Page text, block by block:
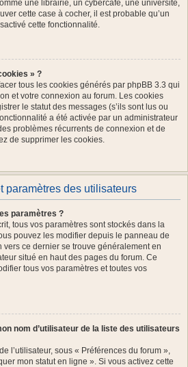
une librairie, un cybercafé, une université,
cette case à cocher, il est probable qu’un
cette fonctionnalité.
» ?
tous les cookies générés par phpBB 3.3 qui
et votre connexion au forum. Les cookies
le statut des messages (s’ils sont lus ou
a été activée par un administrateur
problèmes récurrents de connexion et de
de supprimer les cookies.
paramètres des utilisateurs
paramètres ?
tous vos paramètres sont stockés dans la
pouvez les modifier depuis le panneau de
vers ce dernier se trouve généralement en
situé en haut des pages du forum. Ce
tous vos paramètres et toutes vos
nom d’utilisateur de la liste des utilisateurs
l’utilisateur, sous « Préférences du forum »,
mon statut en ligne ». Si vous activez cette